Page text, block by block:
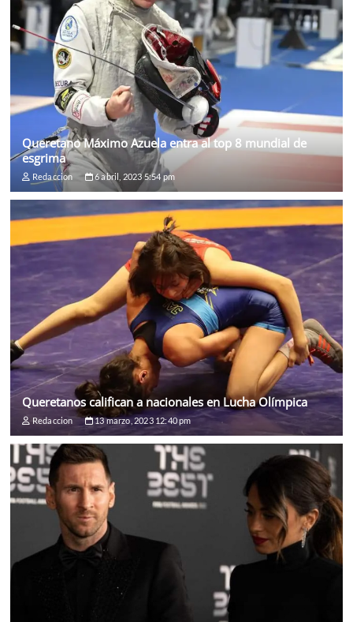
Queretano Máximo Azuela entra al top 8 mundial de
esgrima
Redaccion 6 abril, 2023 5:54 pm
Queretanos califican a nacionales en Lucha Olímpica
Redaccion 13 marzo, 2023 12:40 pm